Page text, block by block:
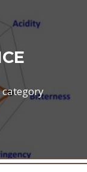
category